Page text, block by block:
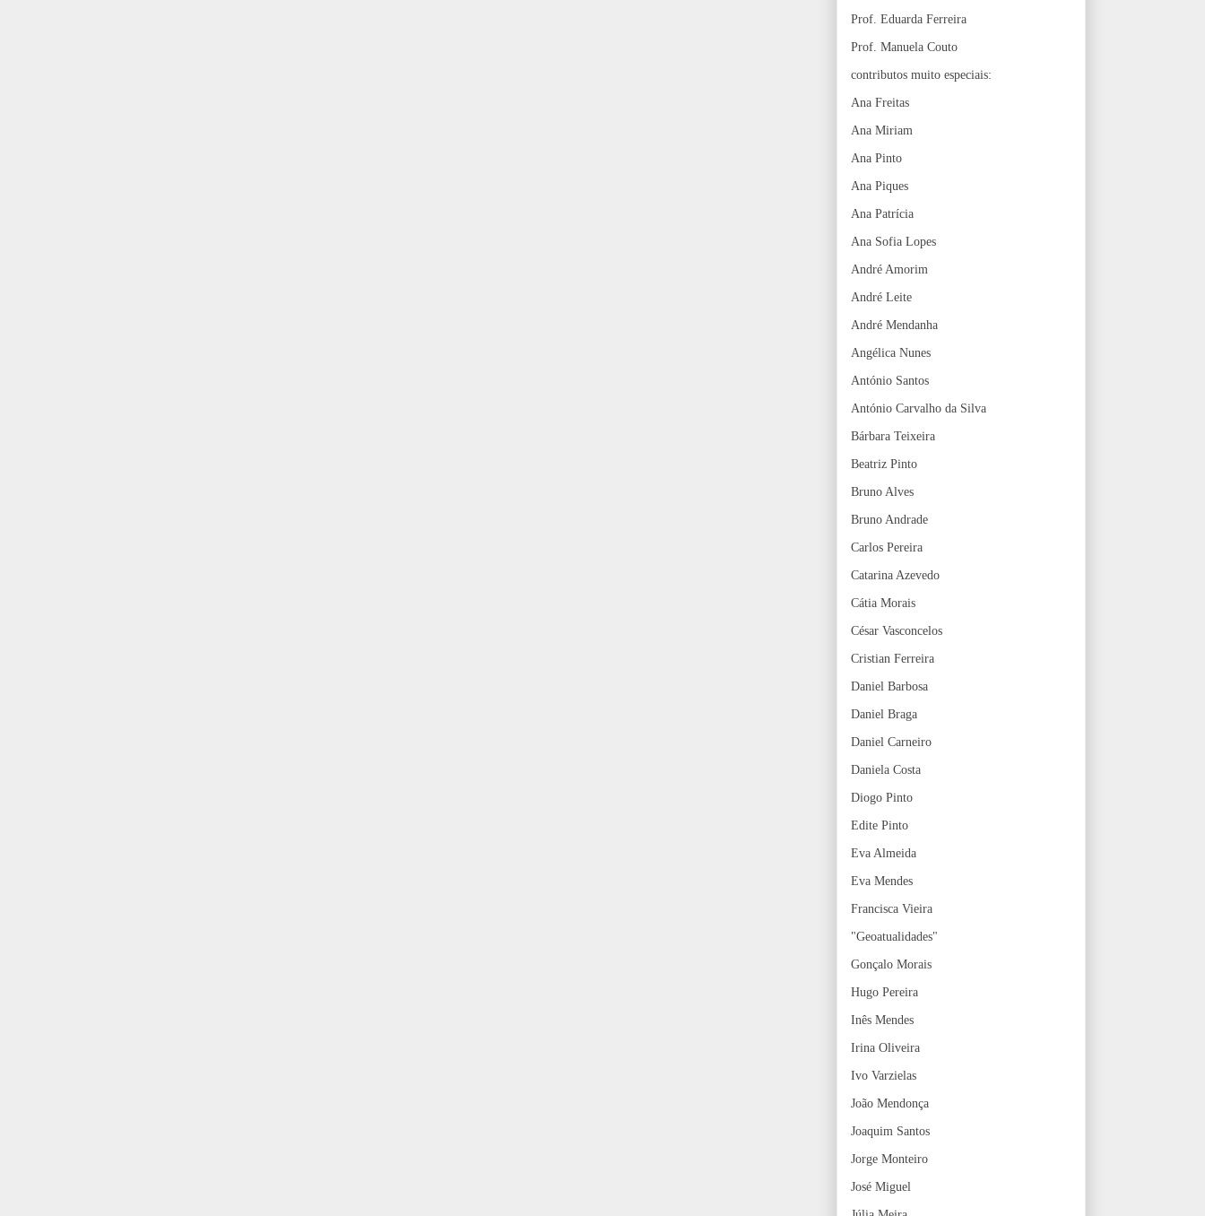
Prof. Eduarda Ferreira
Prof. Manuela Couto
contributos muito especiais:
Ana Freitas
Ana Miriam
Ana Pinto
Ana Piques
Ana Patrícia
Ana Sofia Lopes
André Amorim
André Leite
André Mendanha
Angélica Nunes
António Santos
António Carvalho da Silva
Bárbara Teixeira
Beatriz Pinto
Bruno Alves
Bruno Andrade
Carlos Pereira
Catarina Azevedo
Cátia Morais
César Vasconcelos
Cristian Ferreira
Daniel Barbosa
Daniel Braga
Daniel Carneiro
Daniela Costa
Diogo Pinto
Edite Pinto
Eva Almeida
Eva Mendes
Francisca Vieira
"Geoatualidades"
Gonçalo Morais
Hugo Pereira
Inês Mendes
Irina Oliveira
Ivo Varzielas
João Mendonça
Joaquim Santos
Jorge Monteiro
José Miguel